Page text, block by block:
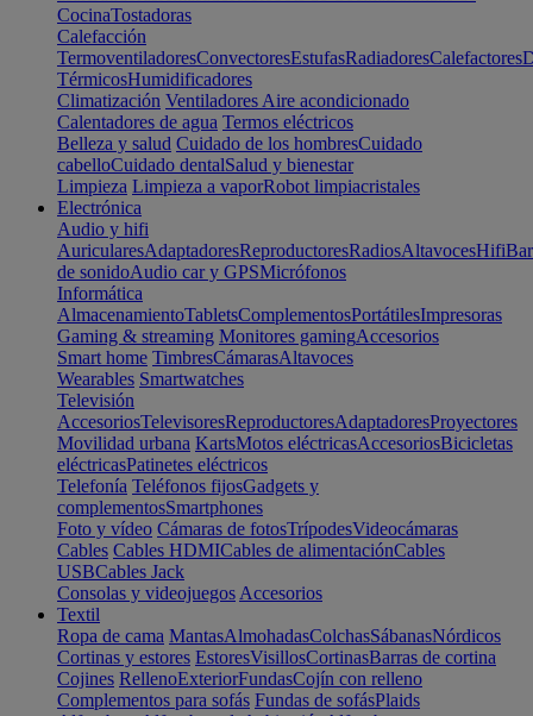
CocinaTostadoras
Calefacción
TermoventiladoresConvectoresEstufasRadiadoresCalefactores
TérmicosHumidificadores
Climatización Ventiladores Aire acondicionado
Calentadores de agua Termos eléctricos
Belleza y salud Cuidado de los hombresCuidado
cabelloCuidado dentalSalud y bienestar
Limpieza Limpieza a vaporRobot limpiacristales
Electrónica
Audio y hifi
AuricularesAdaptadoresReproductoresRadiosAltavocesHifi
de sonidoAudio car y GPSMicrófonos
Informática
AlmacenamientoTabletsComplementosPortátilesImpresoras
Gaming & streaming Monitores gamingAccesorios
Smart home TimbresCámarasAltavoces
Wearables Smartwatches
Televisión
AccesoriosTelevisoresReproductoresAdaptadoresProyectores
Movilidad urbana KartsMotos eléctricasAccesoriosBicicletas
eléctricasPatinetes eléctricos
Telefonía Teléfonos fijosGadgets y
complementosSmartphones
Foto y vídeo Cámaras de fotosTrípodesVideocámaras
Cables Cables HDMICables de alimentaciónCables
USBCables Jack
Consolas y videojuegos Accesorios
Textil
Ropa de cama MantasAlmohadasColchasSábanasNórdicos
Cortinas y estores EstoresVisillosCortinasBarras de cortina
Cojines RellenoExteriorFundasCojín con relleno
Complementos para sofás Fundas de sofásPlaids